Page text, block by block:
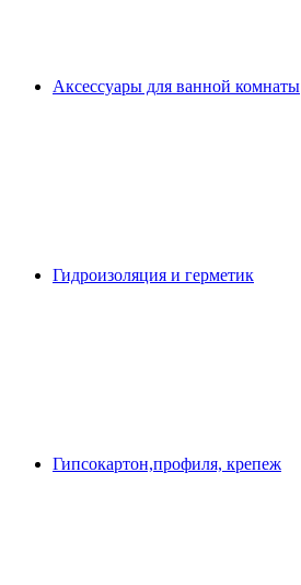
Аксессуары для ванной комнаты
Гидроизоляция и герметик
Гипсокартон,профиля, крепеж